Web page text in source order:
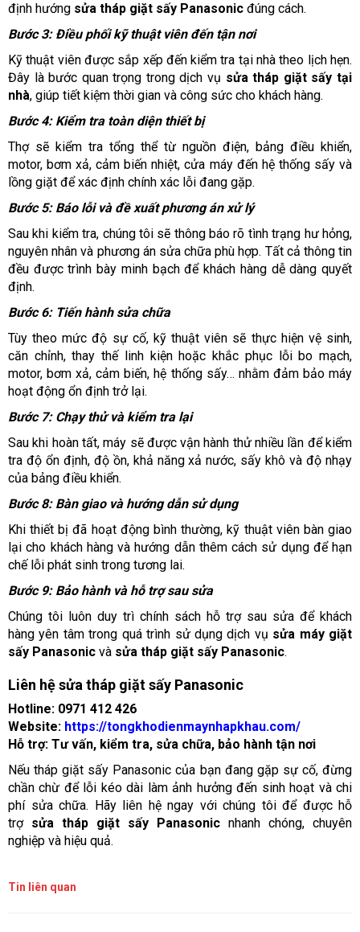
định hướng sửa tháp giặt sấy Panasonic đúng cách.
Bước 3: Điều phối kỹ thuật viên đến tận nơi
Kỹ thuật viên được sắp xếp đến kiểm tra tại nhà theo lịch hẹn.
Đây là bước quan trọng trong dịch vụ sửa tháp giặt sấy tại
nhà, giúp tiết kiệm thời gian và công sức cho khách hàng.
Bước 4: Kiểm tra toàn diện thiết bị
Thợ sẽ kiểm tra tổng thể từ nguồn điện, bảng điều khiển,
motor, bơm xả, cảm biến nhiệt, cửa máy đến hệ thống sấy và
lồng giặt để xác định chính xác lỗi đang gặp.
Bước 5: Báo lỗi và đề xuất phương án xử lý
Sau khi kiểm tra, chúng tôi sẽ thông báo rõ tình trạng hư hỏng,
nguyên nhân và phương án sửa chữa phù hợp. Tất cả thông tin
đều được trình bày minh bạch để khách hàng dễ dàng quyết
định.
Bước 6: Tiến hành sửa chữa
Tùy theo mức độ sự cố, kỹ thuật viên sẽ thực hiện vệ sinh,
căn chỉnh, thay thế linh kiện hoặc khắc phục lỗi bo mạch,
motor, bơm xả, cảm biến, hệ thống sấy… nhằm đảm bảo máy
hoạt động ổn định trở lại.
Bước 7: Chạy thử và kiểm tra lại
Sau khi hoàn tất, máy sẽ được vận hành thử nhiều lần để kiểm
tra độ ổn định, độ ồn, khả năng xả nước, sấy khô và độ nhạy
của bảng điều khiển.
Bước 8: Bàn giao và hướng dẫn sử dụng
Khi thiết bị đã hoạt động bình thường, kỹ thuật viên bàn giao
lại cho khách hàng và hướng dẫn thêm cách sử dụng để hạn
chế lỗi phát sinh trong tương lai.
Bước 9: Bảo hành và hỗ trợ sau sửa
Chúng tôi luôn duy trì chính sách hỗ trợ sau sửa để khách
hàng yên tâm trong quá trình sử dụng dịch vụ sửa máy giặt
sấy Panasonic và sửa tháp giặt sấy Panasonic.
Liên hệ sửa tháp giặt sấy Panasonic
Hotline: 0971 412 426
Website: https://tongkhodienmaynhapkhau.com/
Hỗ trợ: Tư vấn, kiểm tra, sửa chữa, bảo hành tận nơi
Nếu tháp giặt sấy Panasonic của bạn đang gặp sự cố, đừng
chần chừ để lỗi kéo dài làm ảnh hưởng đến sinh hoạt và chi
phí sửa chữa. Hãy liên hệ ngay với chúng tôi để được hỗ
trợ sửa tháp giặt sấy Panasonic nhanh chóng, chuyên
nghiệp và hiệu quả.
Tin liên quan